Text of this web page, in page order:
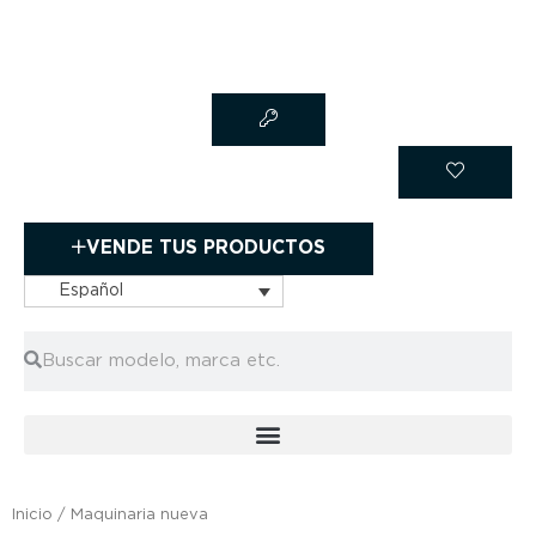
VENDE TUS PRODUCTOS
Español
Inicio / Maquinaria nueva